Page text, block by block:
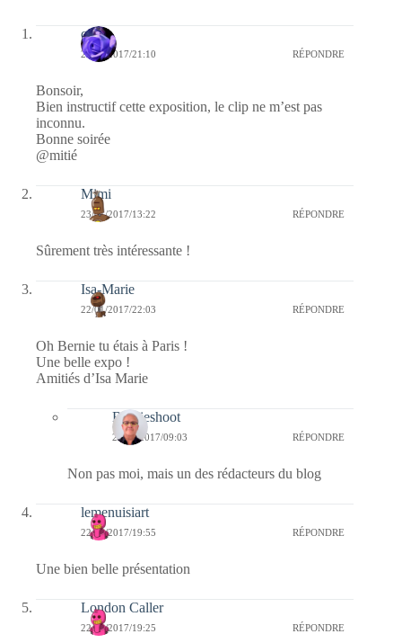
covix
23/01/2017/21:10 RÉPONDRE
Bonsoir,
Bien instructif cette exposition, le clip ne m’est pas
inconnu.
Bonne soirée
@mitié
Mimi
23/01/2017/13:22 RÉPONDRE
Sûrement très intéressante !
Isa-Marie
22/01/2017/22:03 RÉPONDRE
Oh Bernie tu étais à Paris !
Une belle expo !
Amitiés d’Isa Marie
Bernieshoot
23/01/2017/09:03 RÉPONDRE
Non pas moi, mais un des rédacteurs du blog
lemenuisiart
22/01/2017/19:55 RÉPONDRE
Une bien belle présentation
London Caller
22/01/2017/19:25 RÉPONDRE